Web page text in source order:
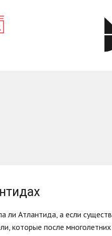
ли Атлантида, а если
которые после